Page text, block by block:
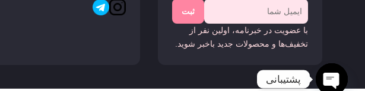
ثبت
با عضویت در خبرنامه، اولین نفر از
تخفیف‌ها و محصولات جدید باخبر شوید.
پشتیبانی